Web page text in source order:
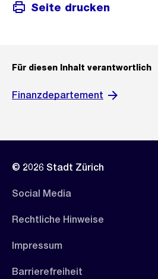
Seite drucken
Für diesen Inhalt verantwortlich
Finanzdepartement
© 2026 Stadt Zürich
Social Media
Rechtliche Hinweise
Impressum
Barrierefreiheit